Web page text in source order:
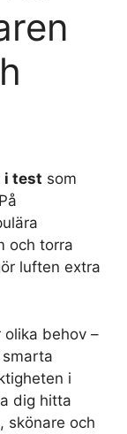
i test som
och torra
luften extra
behov –
i
dig hitta
skönare och